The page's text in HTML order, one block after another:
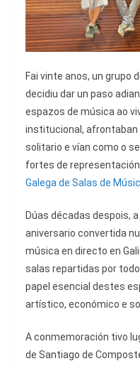
Fai vinte anos, un grupo
decidiu dar un paso
espazos de música ao
institucional,
solitario e vían como o
fortes de
Galega de Salas de
Dúas décadas despois,
aniversario convertida
música en directo en
salas repartidas por
papel esencial destes
artístico, económico e
A conmemoración tivo
de Santiago de